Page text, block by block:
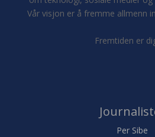
Vår visjon er å fremme allmenn
Fremtiden er
Per Sibe